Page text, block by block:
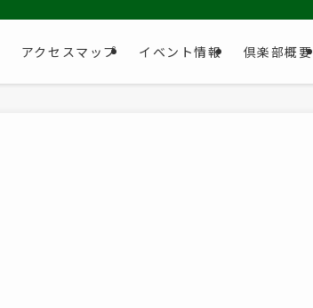
アクセスマップ イベント情報 倶楽部概要